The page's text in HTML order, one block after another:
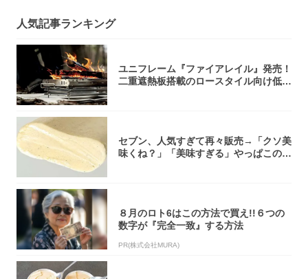
人気記事ランキング
ユニフレーム『ファイアレイル』発売！
二重遮熱板搭載のロースタイル向け低型
セブン、人気すぎて再々販売→「クソ美
味くね？」「美味すぎる」やっぱこのク
８月のロト6はこの方法で買え!!６つの
数字が『完全一致』する方法
PR(株式会社MURA)